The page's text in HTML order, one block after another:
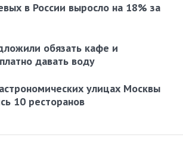
в России выросло на 18% за
обязать кафе и
давать воду
улицах Москвы
10 ресторанов